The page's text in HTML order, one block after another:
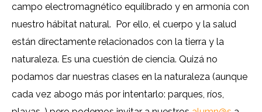
campo electromagnético equilibrado y en armonía con
nuestro hábitat natural. Por ello, el cuerpo y la salud
están directamente relacionados con la tierra y la
naturaleza. Es una cuestión de ciencia. Quizá no
podamos dar nuestras clases en la naturaleza (aunque
cada vez abogo más por intentarlo: parques, ríos,